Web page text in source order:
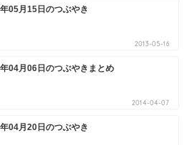
05月15日のつぶやき
2013-05-16
04月06日のつぶやきまとめ
2014-04-07
04月20日のつぶやき